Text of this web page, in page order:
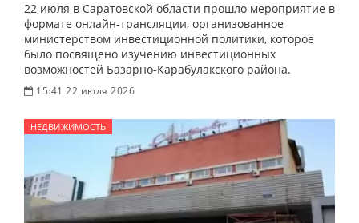
22 июля в Саратовской области прошло мероприятие в
формате онлайн-трансляции, организованное
министерством инвестиционной политики, которое
было посвящено изучению инвестиционных
возможностей Базарно-Карабулакского района.
15:41 22 июля 2026
НЕДВИЖИМОСТЬ